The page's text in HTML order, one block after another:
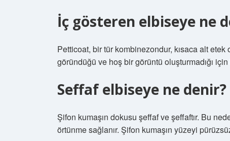
İç gösteren elbiseye ne
Petticoat, bir tür kombinezondur, kısaca alt
göründüğü ve hoş bir görüntü oluşturmadığı için
Seffaf elbiseye ne denir?
Şifon kumaşın dokusu şeffaf ve şeffaftır. Bu
örtünme sağlanır. Şifon kumaşın yüzeyi